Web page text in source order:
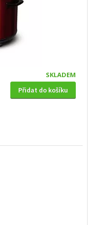
SKLADEM
Přidat do košíku